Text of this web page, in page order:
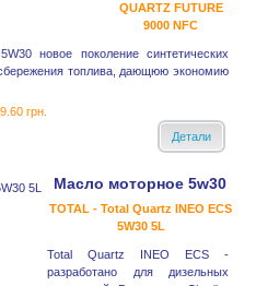
QUARTZ FUTURE
9000 NFC
новое поколение синтетических
топлива, дающюю экономию
грн.
Детали
Масло моторное 5w30
TOTAL - Total Quartz INEO ECS
5W30 5L
Total Quartz INEO ECS -
разработано для дизельных